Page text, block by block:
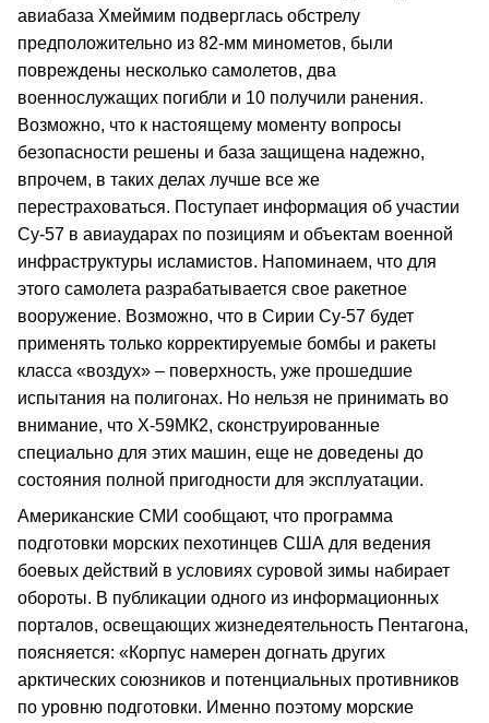
авиабаза Хмеймим подверглась обстрелу
предположительно из 82-мм минометов, были
повреждены несколько самолетов, два
военнослужащих погибли и 10 получили ранения.
Возможно, что к настоящему моменту вопросы
безопасности решены и база защищена надежно,
впрочем, в таких делах лучше все же
перестраховаться. Поступает информация об участии
Су-57 в авиаударах по позициям и объектам военной
инфраструктуры исламистов. Напоминаем, что для
этого самолета разрабатывается свое ракетное
вооружение. Возможно, что в Сирии Су-57 будет
применять только корректируемые бомбы и ракеты
класса «воздух» – поверхность, уже прошедшие
испытания на полигонах. Но нельзя не принимать во
внимание, что Х-59МК2, сконструированные
специально для этих машин, еще не доведены до
состояния полной пригодности для эксплуатации.
Американские СМИ сообщают, что программа
подготовки морских пехотинцев США для ведения
боевых действий в условиях суровой зимы набирает
обороты. В публикации одного из информационных
порталов, освещающих жизнедеятельность Пентагона,
поясняется: «Корпус намерен догнать других
арктических союзников и потенциальных противников
по уровню подготовки. Именно поэтому морские